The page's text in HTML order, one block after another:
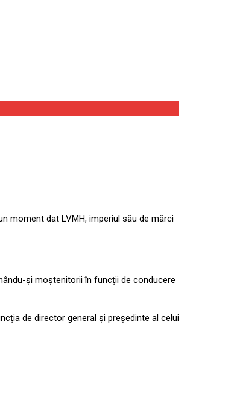
moment dat LVMH, imperiul său de mărci
și moștenitorii în funcții de conducere
de director general și președinte al celui